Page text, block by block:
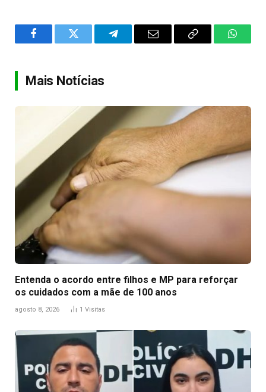
FacebookTwitter TelegramEmail
Copy
Mais Notícias
Entenda o acordo entre filhos e MP para reforçar
os cuidados com a mãe de 100 anos
agosto 8, 2026 1 Visitas